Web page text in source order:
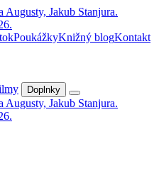
PoukážkyKnižný blogKontakt
Doplnky